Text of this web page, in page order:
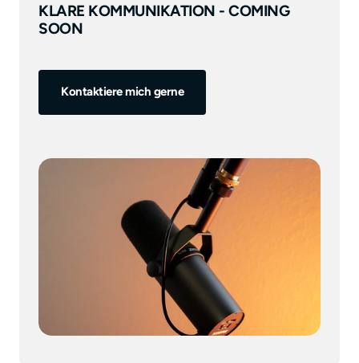
KLARE KOMMUNIKATION - COMING
SOON
Kontaktiere mich gerne